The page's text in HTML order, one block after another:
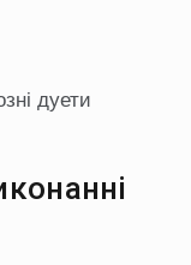
дуети